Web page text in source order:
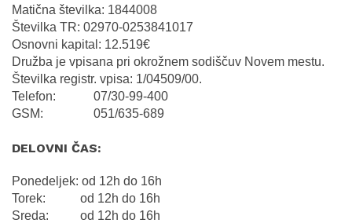
Matična številka: 1844008
Številka TR: 02970-0253841017
Osnovni kapital: 12.519€
Družba je vpisana pri okrožnem sodiščuv Novem mestu.
Številka registr. vpisa: 1/04509/00.
Telefon: 07/30-99-400
GSM: 051/635-689
DELOVNI ČAS:
Ponedeljek: od 12h do 16h
Torek: od 12h do 16h
Sreda: od 12h do 16h